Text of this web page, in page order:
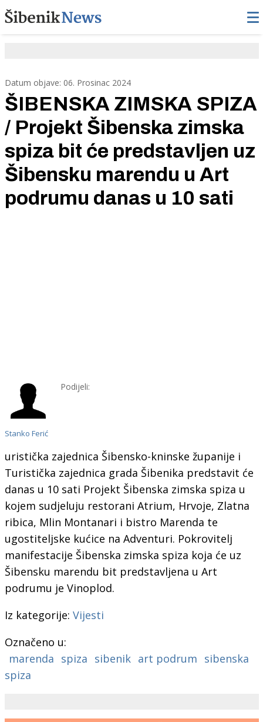
Datum objave: 06. Prosinac 2024
ŠIBENSKA ZIMSKA SPIZA
/ Projekt Šibenska zimska
spiza bit će predstavljen uz
Šibensku marendu u Art
podrumu danas u 10 sati
Stanko Ferić
Podijeli:
uristička zajednica Šibensko-kninske županije i
Turistička zajednica grada Šibenika predstavit će
danas u 10 sati Projekt Šibenska zimska spiza u
kojem sudjeluju restorani Atrium, Hrvoje, Zlatna
ribica, Mlin Montanari i bistro Marenda te
ugostiteljske kućice na Adventuri. Pokrovitelj
manifestacije Šibenska zimska spiza koja će uz
Šibensku marendu bit predstavljena u Art
podrumu je Vinoplod.
Iz kategorije: Vijesti
Označeno u:
marenda spiza sibenik art podrum sibenska
spiza